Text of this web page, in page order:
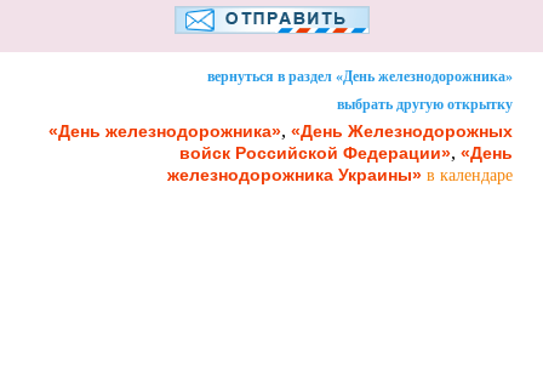
вернуться в раздел «День железнодорожника»
выбрать другую открытку
«День железнодорожника», «День Железнодорожных
войск Российской Федерации», «День
железнодорожника Украины» в календаре